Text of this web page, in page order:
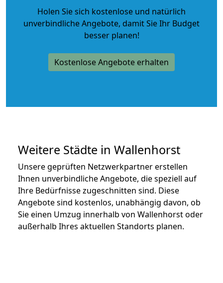
Holen Sie sich kostenlose und natürlich
unverbindliche Angebote, damit Sie Ihr Budget
besser planen!
Kostenlose Angebote erhalten
Weitere Städte in Wallenhorst
Unsere geprüften Netzwerkpartner erstellen
Ihnen unverbindliche Angebote, die speziell auf
Ihre Bedürfnisse zugeschnitten sind. Diese
Angebote sind kostenlos, unabhängig davon, ob
Sie einen Umzug innerhalb von Wallenhorst oder
außerhalb Ihres aktuellen Standorts planen.